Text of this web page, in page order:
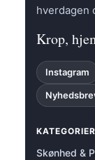
hverdagen
Krop,
Instagram
KATEGORIER
Skønhed &